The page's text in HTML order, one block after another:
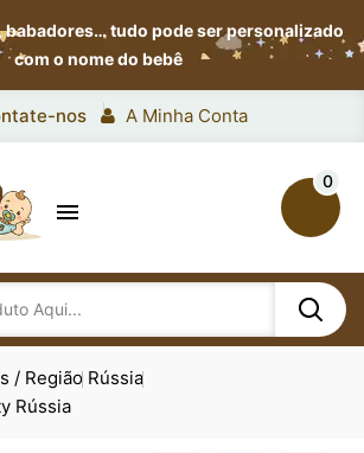
babadores…tudo pode ser personalizado
com o nome do bebê
nos A Minha Conta

0
/ Região Rússia
Rússia